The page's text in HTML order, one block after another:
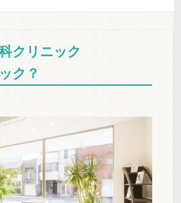
クリニック
ク？